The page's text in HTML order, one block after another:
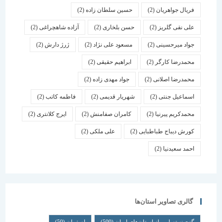
فریال جواهریان(2) حسین سلطان زاده(2)
علی نقی گلریز(2) حسن بلخاری(2) آزاده شاهچراغی(2)
جواد میرحسینی(2) مسعود علی نژاد(2) ژرژ دارش (2)
محمدرضا کارگر(2) ابراهیم حقیقی(2)
محمدرضا اصلانی(2) جواد مهدی زاده(2)
اسماعیل جنتی(2) شهریار قدیمی(2) فاطمه کاتب(2)
محمدکریم پیرنیا (2) کامران صفامنش(2) ایرج کلانتری (2)
کورش دیباج طباطبایی(2) علی ملکی(2)
احمد سعیدنیا (2)
گالری تصاویر استان‌ها